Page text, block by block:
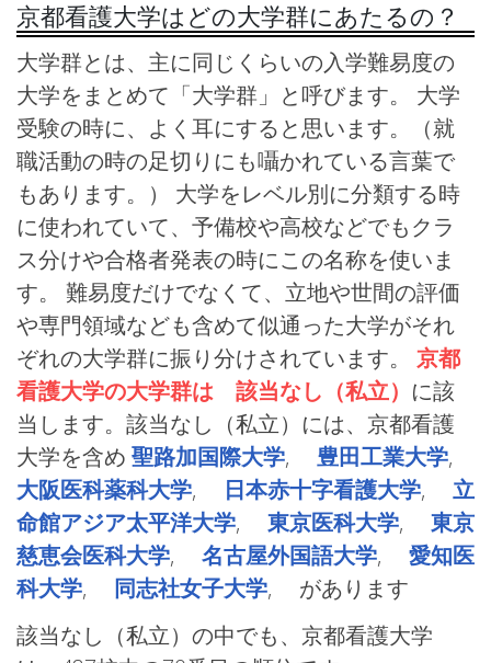
京都看護大学はどの大学群にあたるの？
大学群とは、主に同じくらいの入学難易度の
大学をまとめて「大学群」と呼びます。 大学
受験の時に、よく耳にすると思います。（就
職活動の時の足切りにも囁かれている言葉で
もあります。） 大学をレベル別に分類する時
に使われていて、予備校や高校などでもクラ
ス分けや合格者発表の時にこの名称を使いま
す。 難易度だけでなくて、立地や世間の評価
や専門領域なども含めて似通った大学がそれ
ぞれの大学群に振り分けされています。 京都
看護大学の大学群は 該当なし（私立） に該
当します。該当なし（私立）には、京都看護
大学を含め 聖路加国際大学, 豊田工業大学,
大阪医科薬科大学, 日本赤十字看護大学, 立
命館アジア太平洋大学, 東京医科大学, 東京
慈恵会医科大学, 名古屋外国語大学, 愛知医
科大学, 同志社女子大学, があります
該当なし（私立）の中でも、京都看護大学